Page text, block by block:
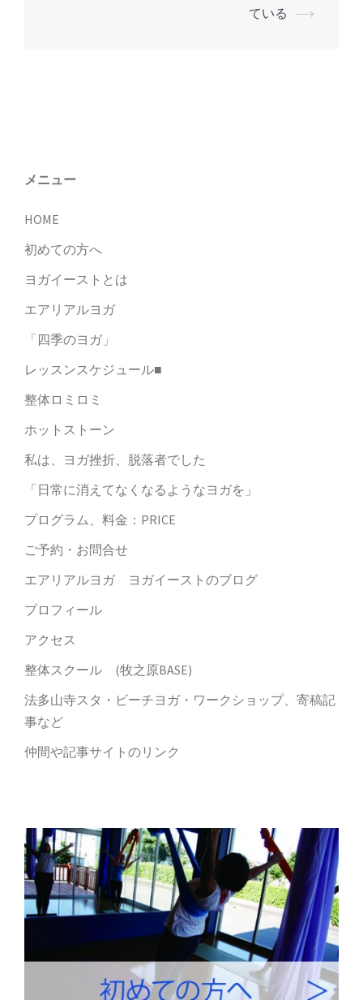
ン
ている
⟶
メニュー
HOME
初めての方へ
ヨガイーストとは
エアリアルヨガ
「四季のヨガ」
レッスンスケジュール■
整体ロミロミ
ホットストーン
私は、ヨガ挫折、脱落者でした
「日常に消えてなくなるようなヨガを」
プログラム、料金：PRICE
ご予約・お問合せ
エアリアルヨガ ヨガイーストのブログ
プロフィール
アクセス
整体スクール (牧之原BASE)
法多山寺スタ・ビーチヨガ・ワークショップ、寄稿記
事など
仲間や記事サイトのリンク